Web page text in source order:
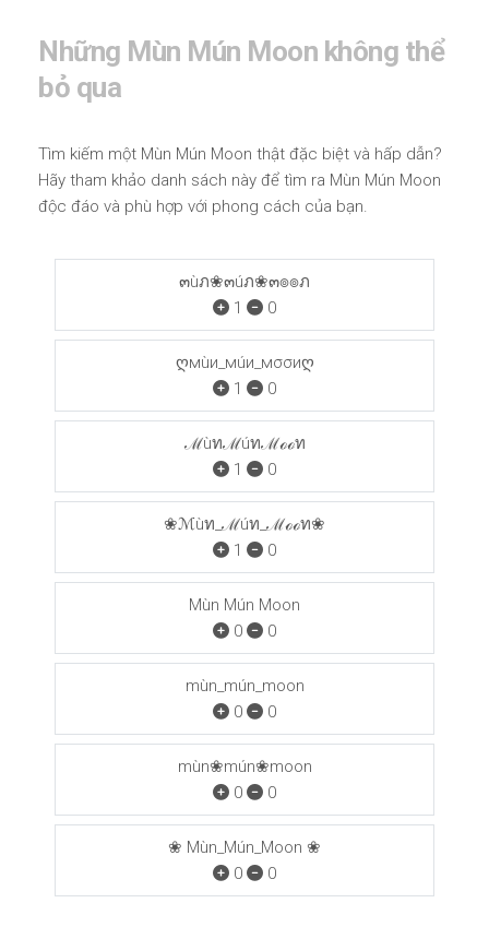
Những Mùn Mún Moon không thể
bỏ qua
Tìm kiếm một Mùn Mún Moon thật đặc biệt và hấp dẫn?
Hãy tham khảo danh sách này để tìm ra Mùn Mún Moon
độc đáo và phù hợp với phong cách của bạn.
๓ùภ❀๓úภ❀๓๏๏ภ
1
0
ღмùи_мúи_мσσиღ
1
0
ℳùทℳúทℳℴℴท
1
0
❀ℳùท_ℳúท_ℳℴℴท❀
1
0
Mùn Mún Moon
0
0
mùn_mún_moon
0
0
mùn❀mún❀moon
0
0
❀ Mùn_Mún_Moon ❀
0
0